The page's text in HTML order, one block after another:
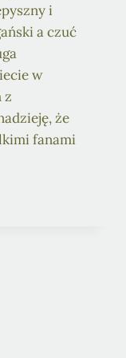
i
a czuć
w
z
że
fanami